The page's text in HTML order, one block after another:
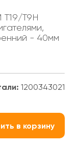
T9H
- 40мм
1200343021
в корзину